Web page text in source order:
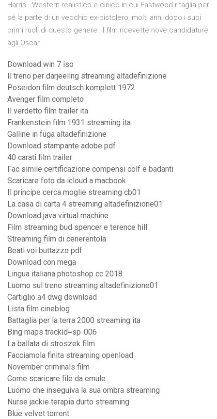
Harris.. Western realistico e cinico in cui Eastwood ritaglia per
sé la parte di un vecchio ex-pistolero, molti anni dopo i suoi
primi ruoli di questo genere. Il film ricevette nove candidature
agli Oscar
Download win 7 iso
Il treno per darjeeling streaming altadefinizione
Poseidon film deutsch komplett 1972
Avenger film completo
Il verdetto film trailer ita
Frankenstein film 1931 streaming ita
Galline in fuga altadefinizione
Download stampante adobe pdf
40 carati film trailer
Fac simile certificazione compensi colf e badanti
Scaricare foto da icloud a macbook
Il principe cerca moglie streaming cb01
La casa di carta 4 streaming altadefinizione01
Download java virtual machine
Film streaming bud spencer e terence hill
Streaming film di cenerentola
Beati voi buttazzo pdf
Download con mega
Lingua italiana photoshop cc 2018
Luomo sul treno streaming altadefinizione01
Cartiglio a4 dwg download
Lista film cineblog
Battaglia per la terra 2000 streaming ita
Bing maps trackid=sp-006
La ballata di stroszek film
Facciamola finita streaming openload
November criminals film
Come scaricare file da emule
Luomo che inseguiva la sua ombra streaming
Nurse jackie terapia durto streaming
Blue velvet torrent